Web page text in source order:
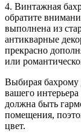
4. Винтажная
обратите
выполнена из
антикварные
прекрасно
или
Выбирая бахрому
вашего
должна быть
помещения,
цвет.